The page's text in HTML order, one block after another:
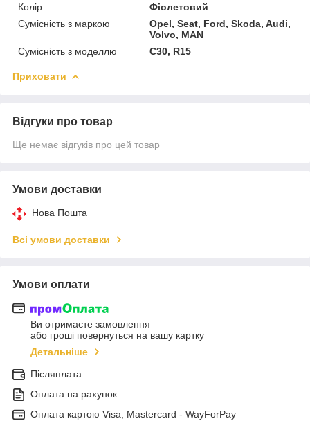
Колір
Фіолетовий
Сумісність з маркою
Opel, Seat, Ford, Skoda, Audi,
Volvo, MAN
Сумісність з моделлю
C30, R15
Приховати
Відгуки про товар
Ще немає відгуків про цей товар
Умови доставки
Нова Пошта
Всі умови доставки
Умови оплати
Ви отримаєте замовлення
або гроші повернуться на вашу картку
Детальніше
Післяплата
Оплата на рахунок
Оплата картою Visa, Mastercard - WayForPay